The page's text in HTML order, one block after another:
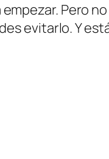
Pero
evitarlo. Y